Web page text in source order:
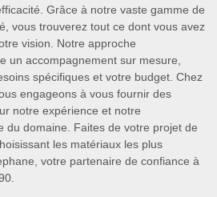
Grâce à notre vaste gamme de
vous trouverez tout ce dont vous avez
vision. Notre approche
un accompagnement sur mesure,
spécifiques et votre budget. Chez
engageons à vous fournir des
notre expérience et notre
du domaine. Faites de votre projet de
les matériaux les plus
votre partenaire de confiance à